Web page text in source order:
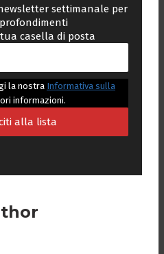
settimanale per
casella di posta
la nostra Informativa sulla
informazioni.